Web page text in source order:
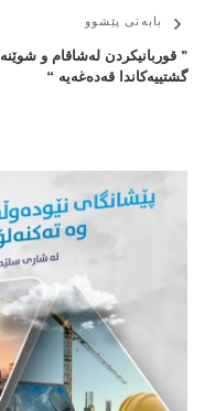
بابەتی پێشوو
” قوربانیکردن لەشاقام و شوێنە
گشتییەکاندا قەدەغەیە “